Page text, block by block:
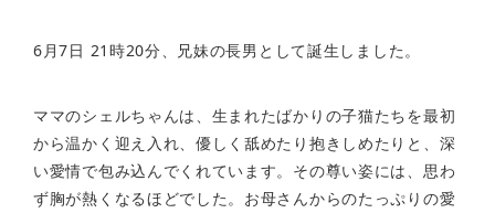
6月7日 21時20分、兄妹の長男として誕生しました。
ママのシェルちゃんは、生まれたばかりの子猫たちを最初
から温かく迎え入れ、優しく舐めたり抱きしめたりと、深
い愛情で包み込んでくれています。その尊い姿には、思わ
ず胸が熱くなるほどでした。お母さんからのたっぷりの愛